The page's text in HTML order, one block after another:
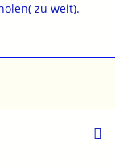
zu weit).